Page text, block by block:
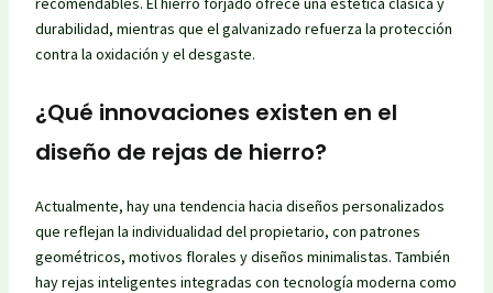
durabilidad, mientras que el galvanizado refuerza la protección
contra la oxidación y el desgaste.
¿Qué innovaciones existen en el
diseño de rejas de hierro?
Actualmente, hay una tendencia hacia diseños personalizados
que reflejan la individualidad del propietario, con patrones
geométricos, motivos florales y diseños minimalistas. También
hay rejas inteligentes integradas con tecnología moderna como